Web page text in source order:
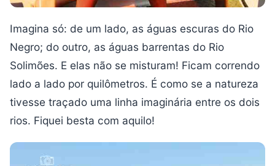
Imagina só: de um lado, as águas escuras do Rio
Negro; do outro, as águas barrentas do Rio
Solimões. E elas não se misturam! Ficam correndo
lado a lado por quilômetros. É como se a natureza
tivesse traçado uma linha imaginária entre os dois
rios. Fiquei besta com aquilo!